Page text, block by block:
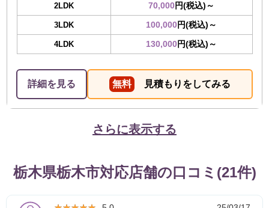
2LDK 70,000円(税込)～
3LDK 100,000円(税込)～
4LDK 130,000円(税込)～
詳細を見る 無料 見積もりをしてみる
さらに表示する
栃木県栃木市対応店舗の口コミ(21件)